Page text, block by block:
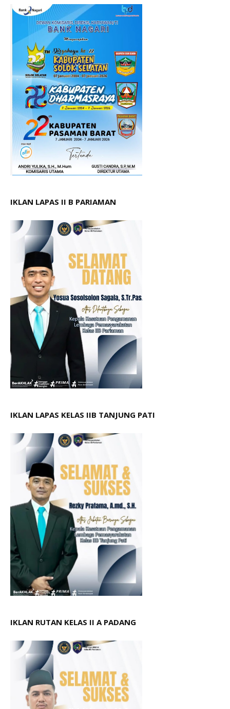
IKLAN LAPAS II B PARIAMAN
IKLAN LAPAS KELAS IIB TANJUNG PATI
IKLAN RUTAN KELAS II A PADANG